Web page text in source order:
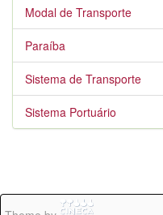
Modal de Transporte
Paraíba
Sistema de Transporte
Sistema Portuário